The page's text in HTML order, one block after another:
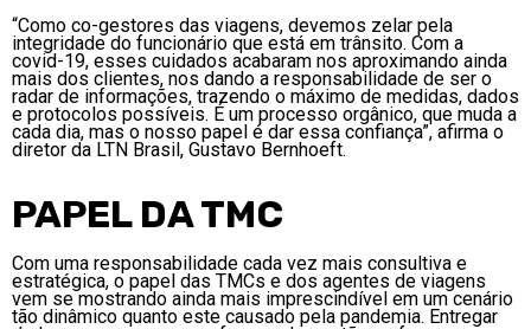
“Como co-gestores das viagens, devemos zelar pela
integridade do funcionário que está em trânsito. Com a
covid-19, esses cuidados acabaram nos aproximando ainda
mais dos clientes, nos dando a responsabilidade de ser o
radar de informações, trazendo o máximo de medidas, dados
e protocolos possíveis. É um processo orgânico, que muda a
cada dia, mas o nosso papel é dar essa confiança”, afirma o
diretor da LTN Brasil, Gustavo Bernhoeft.
PAPEL DA TMC
Com uma responsabilidade cada vez mais consultiva e
estratégica, o papel das TMCs e dos agentes de viagens
vem se mostrando ainda mais imprescindível em um cenário
tão dinâmico quanto este causado pela pandemia. Entregar